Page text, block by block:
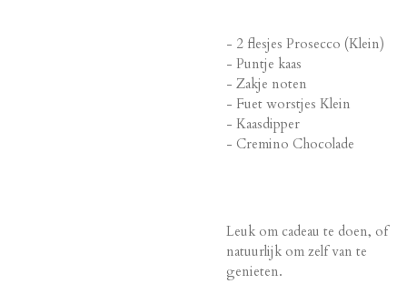
- 2 flesjes Prosecco (Klein)
- Puntje kaas
- Zakje noten
- Fuet worstjes Klein
- Kaasdipper
- Cremino Chocolade
Leuk om cadeau te doen, of
natuurlijk om zelf van te
genieten.